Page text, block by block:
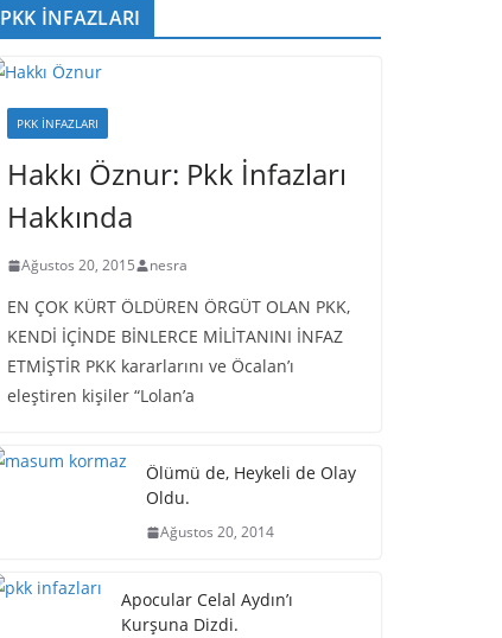
PKK İNFAZLARI
PKK İNFAZLARI
Hakkı Öznur: Pkk İnfazları
Hakkında
Ağustos 20, 2015 nesra
EN ÇOK KÜRT ÖLDÜREN ÖRGÜT OLAN PKK,
KENDİ İÇİNDE BİNLERCE MİLİTANINI İNFAZ
ETMİŞTİR PKK kararlarını ve Öcalan’ı
eleştiren kişiler “Lolan’a
Ölümü de, Heykeli de Olay
Oldu.
Ağustos 20, 2014
Apocular Celal Aydın’ı
Kurşuna Dizdi.